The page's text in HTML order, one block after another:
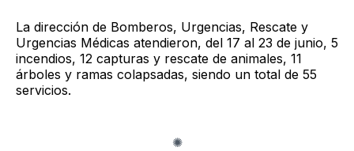
La dirección de Bomberos, Urgencias, Rescate y
Urgencias Médicas atendieron, del 17 al 23 de junio, 5
incendios, 12 capturas y rescate de animales, 11
árboles y ramas colapsadas, siendo un total de 55
servicios.